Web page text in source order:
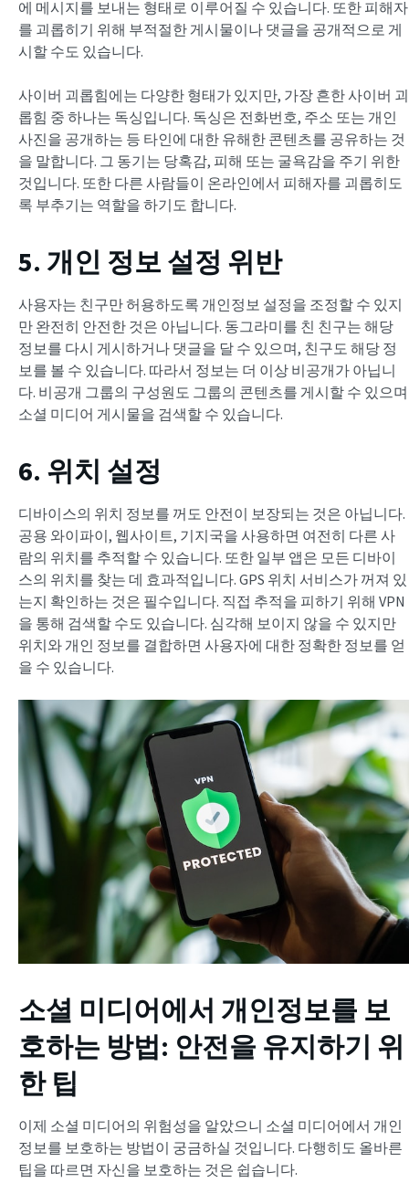
에 메시지를 보내는 형태로 이루어질 수 있습니다. 또한 피해자
를 괴롭히기 위해 부적절한 게시물이나 댓글을 공개적으로 게
시할 수도 있습니다.
사이버 괴롭힘에는 다양한 형태가 있지만, 가장 흔한 사이버 괴
롭힘 중 하나는 독싱입니다. 독싱은 전화번호, 주소 또는 개인
사진을 공개하는 등 타인에 대한 유해한 콘텐츠를 공유하는 것
을 말합니다. 그 동기는 당혹감, 피해 또는 굴욕감을 주기 위한
것입니다. 또한 다른 사람들이 온라인에서 피해자를 괴롭히도
록 부추기는 역할을 하기도 합니다.
5. 개인 정보 설정 위반
사용자는 친구만 허용하도록 개인정보 설정을 조정할 수 있지
만 완전히 안전한 것은 아닙니다. 동그라미를 친 친구는 해당
정보를 다시 게시하거나 댓글을 달 수 있으며, 친구도 해당 정
보를 볼 수 있습니다. 따라서 정보는 더 이상 비공개가 아닙니
다. 비공개 그룹의 구성원도 그룹의 콘텐츠를 게시할 수 있으며
소셜 미디어 게시물을 검색할 수 있습니다.
6. 위치 설정
디바이스의 위치 정보를 꺼도 안전이 보장되는 것은 아닙니다.
공용 와이파이, 웹사이트, 기지국을 사용하면 여전히 다른 사
람의 위치를 추적할 수 있습니다. 또한 일부 앱은 모든 디바이
스의 위치를 찾는 데 효과적입니다. GPS 위치 서비스가 꺼져 있
는지 확인하는 것은 필수입니다. 직접 추적을 피하기 위해 VPN
을 통해 검색할 수도 있습니다. 심각해 보이지 않을 수 있지만
위치와 개인 정보를 결합하면 사용자에 대한 정확한 정보를 얻
을 수 있습니다.
소셜 미디어에서 개인정보를 보
호하는 방법: 안전을 유지하기 위
한 팁
이제 소셜 미디어의 위험성을 알았으니 소셜 미디어에서 개인
정보를 보호하는 방법이 궁금하실 것입니다. 다행히도 올바른
팁을 따르면 자신을 보호하는 것은 쉽습니다.